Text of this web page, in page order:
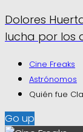
Dolores
lucha por los
Cine Freaks
Astrónomos
Quién fue
Go up